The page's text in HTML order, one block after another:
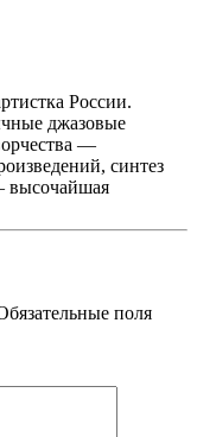
России.
джазовые
—
синтез
высочайшая
поля